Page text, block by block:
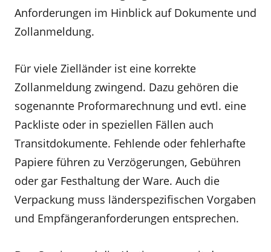
Anforderungen im Hinblick auf Dokumente und
Zollanmeldung.
Für viele Zielländer ist eine korrekte
Zollanmeldung zwingend. Dazu gehören die
sogenannte Proformarechnung und evtl. eine
Packliste oder in speziellen Fällen auch
Transitdokumente. Fehlende oder fehlerhafte
Papiere führen zu Verzögerungen, Gebühren
oder gar Festhaltung der Ware. Auch die
Verpackung muss länderspezifischen Vorgaben
und Empfängeranforderungen entsprechen.